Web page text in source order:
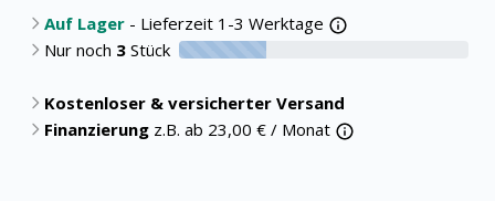
Auf Lager - Lieferzeit 1-3 Werktage
Nur noch 3 Stück 30% verfügbar
Kostenloser & versicherter Versand
Finanzierung z.B. ab 23,00 € / Monat